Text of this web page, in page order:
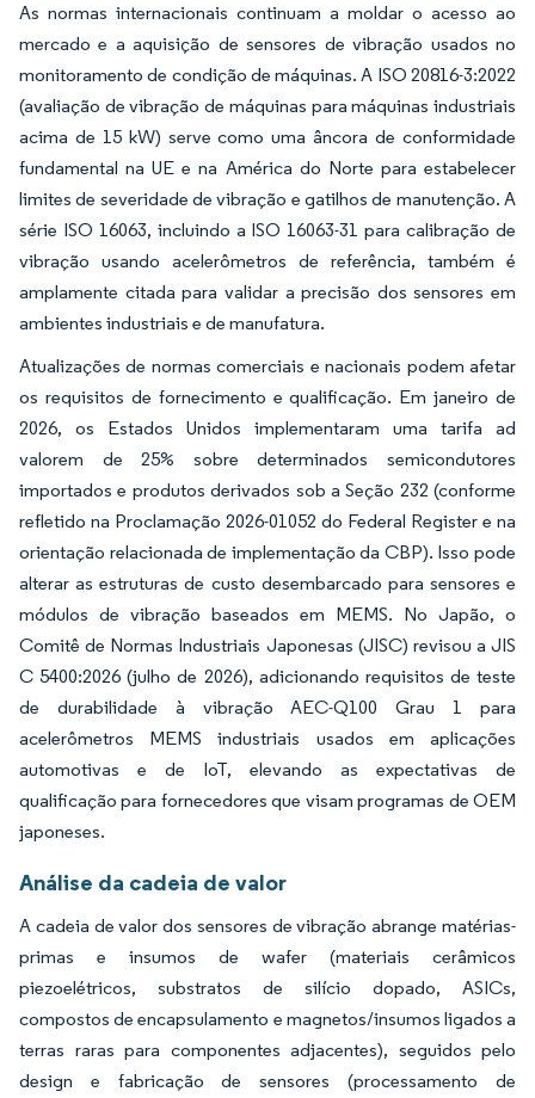
As normas internacionais continuam a moldar o acesso ao
mercado e a aquisição de sensores de vibração usados no
monitoramento de condição de máquinas. A ISO 20816-3:2022
(avaliação de vibração de máquinas para máquinas industriais
acima de 15 kW) serve como uma âncora de conformidade
fundamental na UE e na América do Norte para estabelecer
limites de severidade de vibração e gatilhos de manutenção. A
série ISO 16063, incluindo a ISO 16063-31 para calibração de
vibração usando acelerômetros de referência, também é
amplamente citada para validar a precisão dos sensores em
ambientes industriais e de manufatura.
Atualizações de normas comerciais e nacionais podem afetar
os requisitos de fornecimento e qualificação. Em janeiro de
2026, os Estados Unidos implementaram uma tarifa ad
valorem de 25% sobre determinados semicondutores
importados e produtos derivados sob a Seção 232 (conforme
refletido na Proclamação 2026-01052 do Federal Register e na
orientação relacionada de implementação da CBP). Isso pode
alterar as estruturas de custo desembarcado para sensores e
módulos de vibração baseados em MEMS. No Japão, o
Comitê de Normas Industriais Japonesas (JISC) revisou a JIS
C 5400:2026 (julho de 2026), adicionando requisitos de teste
de durabilidade à vibração AEC-Q100 Grau 1 para
acelerômetros MEMS industriais usados em aplicações
automotivas e de IoT, elevando as expectativas de
qualificação para fornecedores que visam programas de OEM
japoneses.
Análise da cadeia de valor
A cadeia de valor dos sensores de vibração abrange matérias-
primas e insumos de wafer (materiais cerâmicos
piezoelétricos, substratos de silício dopado, ASICs,
compostos de encapsulamento e magnetos/insumos ligados a
terras raras para componentes adjacentes), seguidos pelo
design e fabricação de sensores (processamento de